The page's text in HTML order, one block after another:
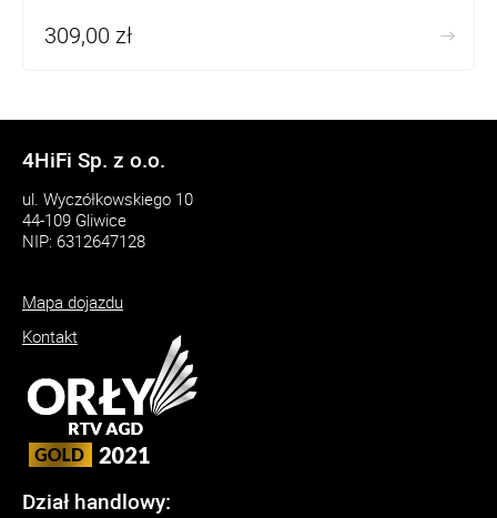
309,00 zł
4HiFi Sp. z o.o.
ul. Wyczółkowskiego 10
44-109 Gliwice
NIP: 6312647128
Mapa dojazdu
Kontakt
Dział handlowy: